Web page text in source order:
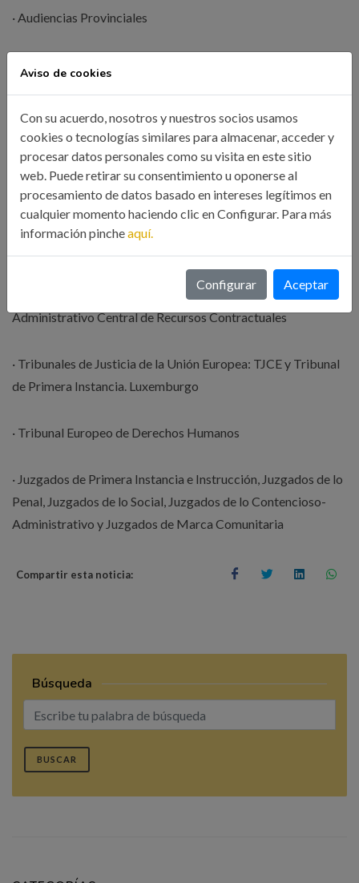
· Audiencias Provinciales
· Tribunal Central de Trabajo
· Tribunal de Defensa de la Competencia
· Tribunal Económico Administrativo Central, Tribunal
Económico Administrativos
· Tribunal Económico Administrativo Central, Tribunal
Económico Administrativos Regionales y Tribunal
Administrativo Central de Recursos Contractuales
· Tribunales de Justicia de la Unión Europea: TJCE y Tribunal
de Primera Instancia. Luxemburgo
· Tribunal Europeo de Derechos Humanos
· Juzgados de Primera Instancia e Instrucción, Juzgados de lo
Penal, Juzgados de lo Social, Juzgados de lo Contencioso-
Administrativo y Juzgados de Marca Comunitaria
Compartir esta noticia:
Búsqueda
BUSCAR
Aviso de cookies
Con su acuerdo, nosotros y nuestros socios usamos
cookies o tecnologías similares para almacenar, acceder y
procesar datos personales como su visita en este sitio
web. Puede retirar su consentimiento u oponerse al
procesamiento de datos basado en intereses legítimos en
cualquier momento haciendo clic en Configurar. Para más
información pincheaquí.
Configurar Aceptar